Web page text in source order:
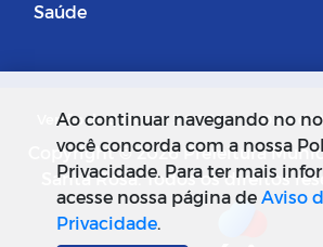
Saúde
Versão do Sistema: 5.0.268 Data da
Copyright © 2026 Prefeitura
Santa Rosa. Todos os direitos
Ao continuar navegando no
você concorda com a nossa
Privacidade. Para ter mais
acesse nossa página deAviso
Privacidade.